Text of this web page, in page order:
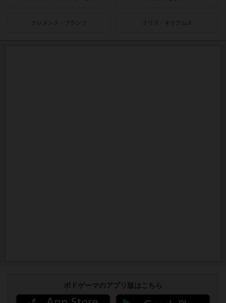
クレメンス・フランツ クリス・キリアムス
ボドゲーマのアプリ版はこちら